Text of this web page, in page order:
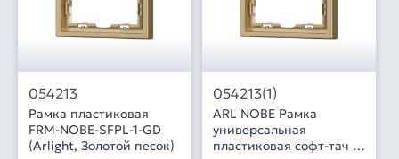
054213
Рамка пластиковая
FRM-NOBE-SFPL-1-GD
(Arlight, Золотой песок)
054213(1)
ARL NOBE Рамка
универсальная
пластиковая софт-тач 1